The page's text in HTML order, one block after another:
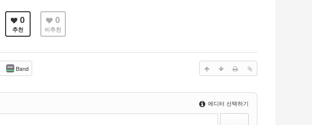
0
추천
0
비추천
Band
에디터 선택하기